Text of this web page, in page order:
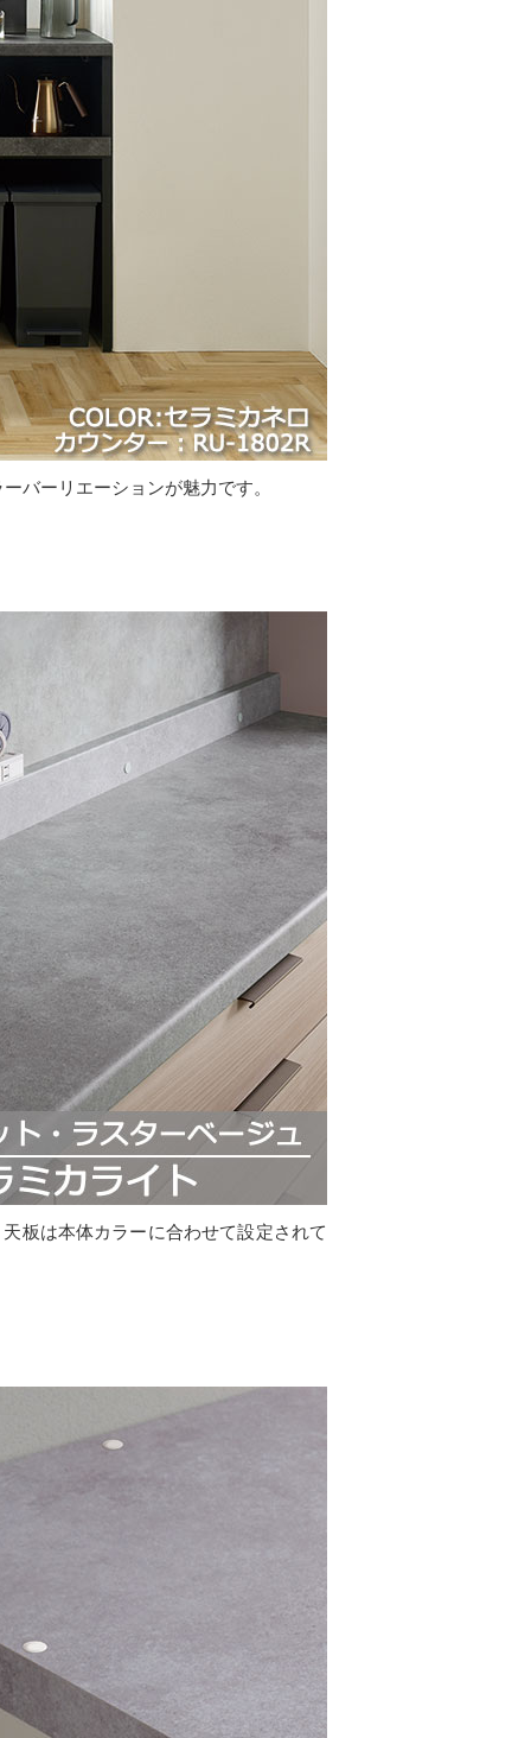
バーリエーションが魅力です。
板は本体カラーに合わせて設定されて